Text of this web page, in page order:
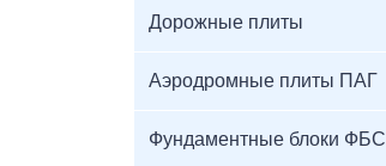
Дорожные плиты
Аэродромные плиты ПАГ
Фундаментные блоки ФБС